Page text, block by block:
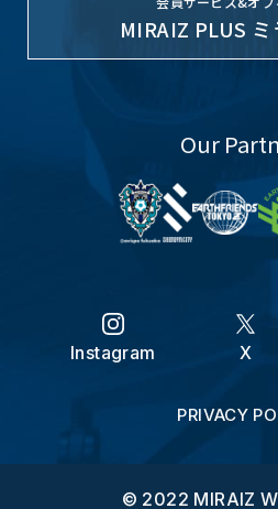
MIRAIZ PLUS
Our
Instagram X
PRIVACY
© 2022 MIRAIZ